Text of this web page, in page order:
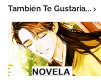
También Te Gustaría...